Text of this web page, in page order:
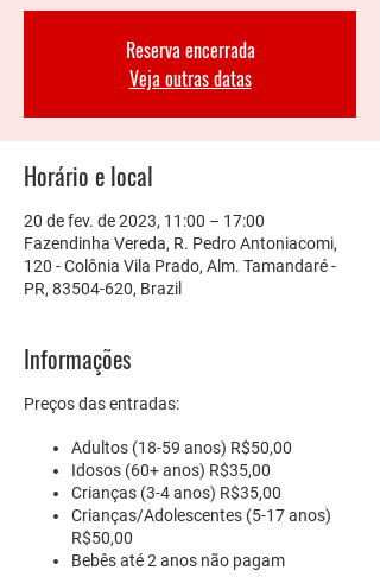
Reserva encerrada
Veja outras datas
Horário e local
20 de fev. de 2023, 11:00 – 17:00
Fazendinha Vereda, R. Pedro Antoniacomi,
120 - Colônia Vila Prado, Alm. Tamandaré -
PR, 83504-620, Brazil
Informações
Preços das entradas:
Adultos (18-59 anos) R$50,00
Idosos (60+ anos) R$35,00
Crianças (3-4 anos) R$35,00
Crianças/Adolescentes (5-17 anos)
R$50,00
Bebêsaté 2 anos não pagam